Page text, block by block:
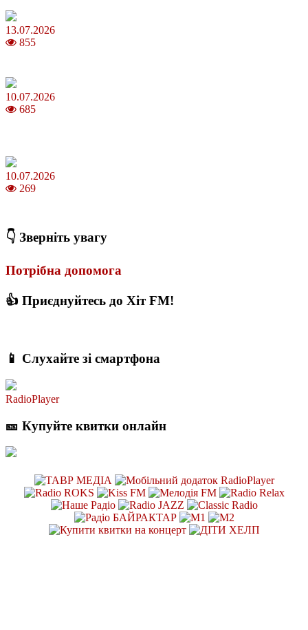
13.07.2026
855
10.07.2026
685
10.07.2026
269
👇 Зверніть увагу
Потрібна допомога
👍 Приєднуйтесь до Хіт FM!
📱 Слухайте зі смартфона
RadioPlayer
🎫 Купуйте квитки онлайн